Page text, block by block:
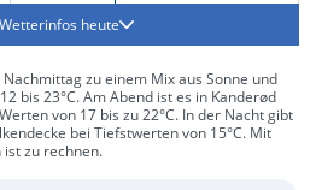
heute
zu einem Mix aus Sonne und
bis 23°C. Am Abend ist es in Kanderød
von 17 bis zu 22°C. In der Nacht gibt
bei Tiefstwerten von 15°C. Mit
ist zu rechnen.